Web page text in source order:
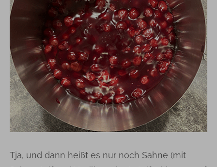
Tja, und dann heißt es nur noch Sahne (mit